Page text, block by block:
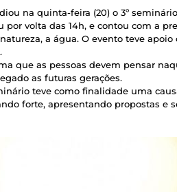
na quinta-feira (20) o 3º
volta das 14h, e contou com a
a água. O evento teve
que as pessoas devem pensar
as futuras gerações.
teve como finalidade uma
forte, apresentando propostas e